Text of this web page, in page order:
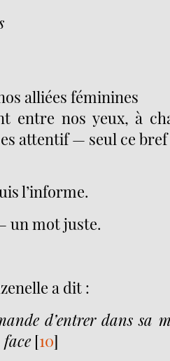
alliées féminines
entre nos yeux, à
attentif — seul ce
l’informe.
un mot juste.
a dit :
d’entrer dans sa
[10]